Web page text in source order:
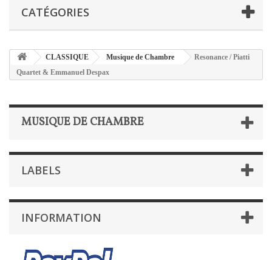
CATÉGORIES
CLASSIQUE Musique de Chambre
Resonance / Piatti
Quartet & Emmanuel Despax
MUSIQUE DE CHAMBRE
LABELS
INFORMATION